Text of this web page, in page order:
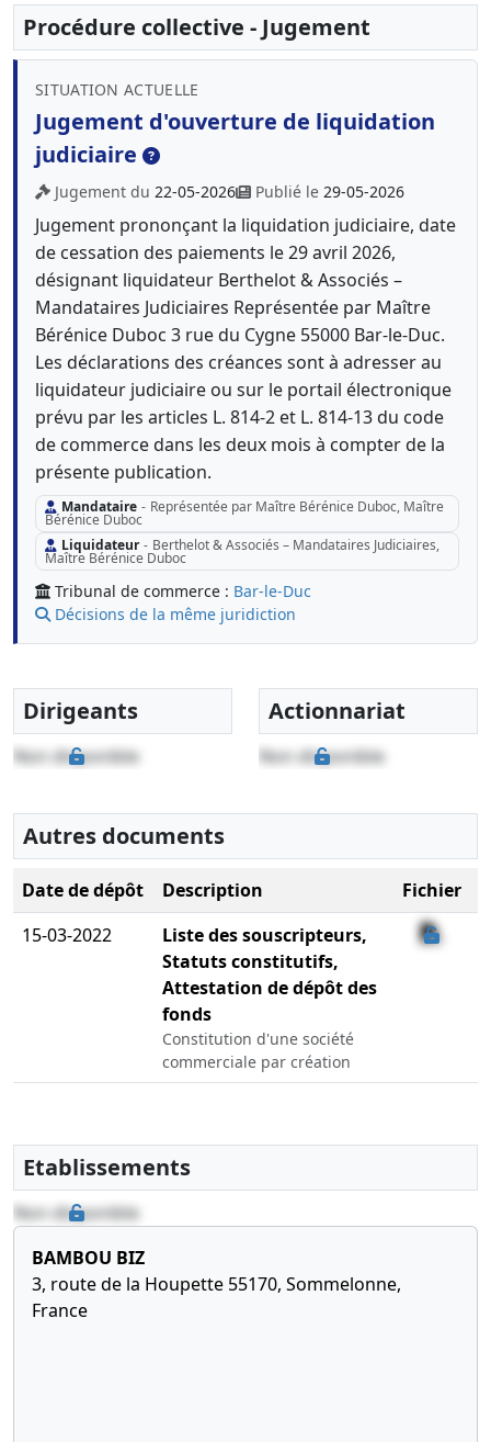
Procédure collective - Jugement
SITUATION ACTUELLE
Jugement d'ouverture de liquidation
judiciaire
Jugement du 22-05-2026 Publié le 29-05-2026
Jugement prononçant la liquidation judiciaire, date
de cessation des paiements le 29 avril 2026,
désignant liquidateur Berthelot & Associés –
Mandataires Judiciaires Représentée par Maître
Bérénice Duboc 3 rue du Cygne 55000 Bar-le-Duc.
Les déclarations des créances sont à adresser au
liquidateur judiciaire ou sur le portail électronique
prévu par les articles L. 814-2 et L. 814-13 du code
de commerce dans les deux mois à compter de la
présente publication.
Mandataire - Représentée par Maître Bérénice Duboc, Maître
Bérénice Duboc
Liquidateur - Berthelot & Associés – Mandataires Judiciaires,
Maître Bérénice Duboc
Tribunal de commerce : Bar-le-Duc
Décisions de la même juridiction
Dirigeants
Non disponible
Actionnariat
Non disponible
Autres documents
Date de dépôt Description
Fichier
15-03-2022
Liste des souscripteurs,
Statuts constitutifs,
Attestation de dépôt des
fonds
Constitution d'une société
commerciale par création
Etablissements
Non disponible
BAMBOU BIZ
3, route de la Houpette 55170, Sommelonne,
France